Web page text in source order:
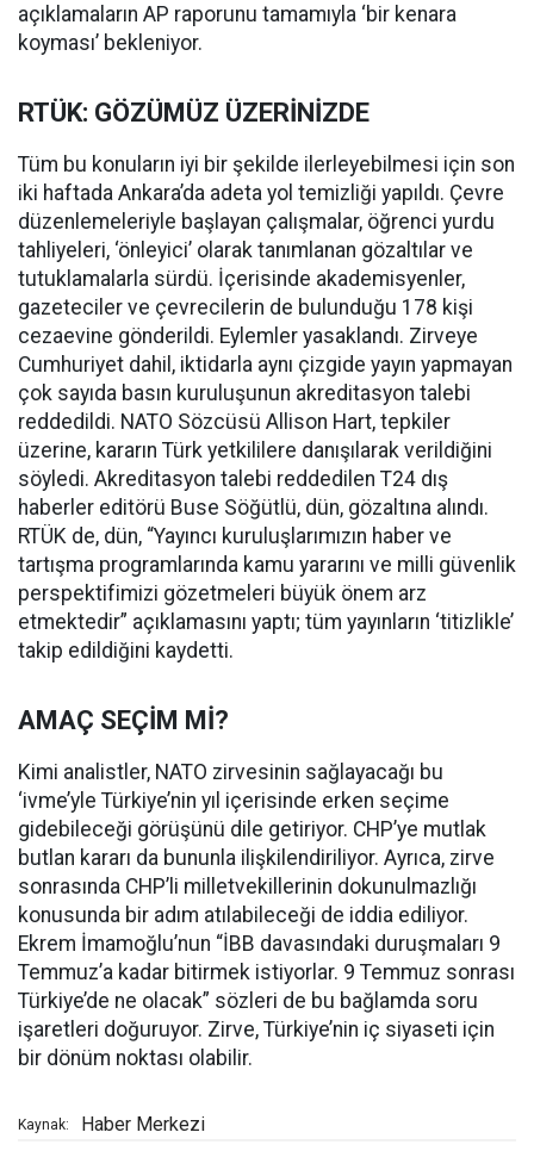
açıklamaların AP raporunu tamamıyla ‘bir kenara
koyması’ bekleniyor.
RTÜK: GÖZÜMÜZ ÜZERİNİZDE
Tüm bu konuların iyi bir şekilde ilerleyebilmesi için son
iki haftada Ankara’da adeta yol temizliği yapıldı. Çevre
düzenlemeleriyle başlayan çalışmalar, öğrenci yurdu
tahliyeleri, ‘önleyici’ olarak tanımlanan gözaltılar ve
tutuklamalarla sürdü. İçerisinde akademisyenler,
gazeteciler ve çevrecilerin de bulunduğu 178 kişi
cezaevine gönderildi. Eylemler yasaklandı. Zirveye
Cumhuriyet dahil, iktidarla aynı çizgide yayın yapmayan
çok sayıda basın kuruluşunun akreditasyon talebi
reddedildi. NATO Sözcüsü Allison Hart, tepkiler
üzerine, kararın Türk yetkililere danışılarak verildiğini
söyledi. Akreditasyon talebi reddedilen T24 dış
haberler editörü Buse Söğütlü, dün, gözaltına alındı.
RTÜK de, dün, “Yayıncı kuruluşlarımızın haber ve
tartışma programlarında kamu yararını ve milli güvenlik
perspektifimizi gözetmeleri büyük önem arz
etmektedir” açıklamasını yaptı; tüm yayınların ‘titizlikle’
takip edildiğini kaydetti.
AMAÇ SEÇİM Mİ?
Kimi analistler, NATO zirvesinin sağlayacağı bu
‘ivme’yle Türkiye’nin yıl içerisinde erken seçime
gidebileceği görüşünü dile getiriyor. CHP’ye mutlak
butlan kararı da bununla ilişkilendiriliyor. Ayrıca, zirve
sonrasında CHP’li milletvekillerinin dokunulmazlığı
konusunda bir adım atılabileceği de iddia ediliyor.
Ekrem İmamoğlu’nun “İBB davasındaki duruşmaları 9
Temmuz’a kadar bitirmek istiyorlar. 9 Temmuz sonrası
Türkiye’de ne olacak” sözleri de bu bağlamda soru
işaretleri doğuruyor. Zirve, Türkiye’nin iç siyaseti için
bir dönüm noktası olabilir.
Kaynak: Haber Merkezi